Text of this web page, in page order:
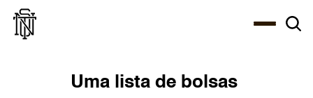
Uma lista de bolsas